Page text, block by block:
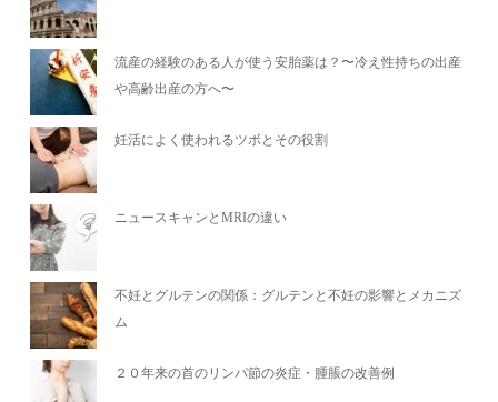
流産の経験のある人が使う安胎薬は？〜冷え性持ちの出産
や高齢出産の方へ〜
妊活によく使われるツボとその役割
ニュースキャンとMRIの違い
不妊とグルテンの関係：グルテンと不妊の影響とメカニズ
ム
２０年来の首のリンパ節の炎症・腫脹の改善例